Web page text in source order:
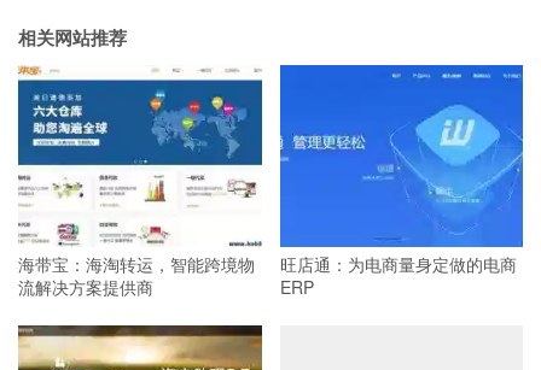
相关网站推荐
海带宝：海淘转运，智能跨境物
流解决方案提供商
旺店通：为电商量身定做的电商
ERP